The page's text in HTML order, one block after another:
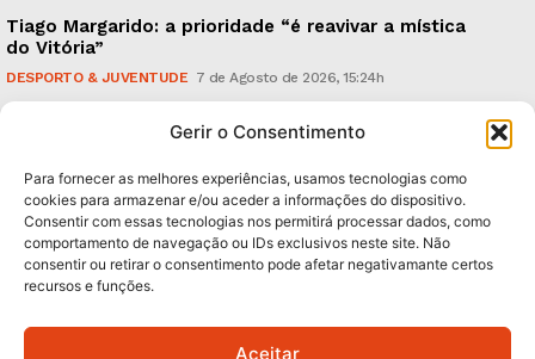
Gerir o Consentimento
Para fornecer as melhores experiências, usamos tecnologias como
cookies para armazenar e/ou aceder a informações do dispositivo.
Consentir com essas tecnologias nos permitirá processar dados, como
comportamento de navegação ou IDs exclusivos neste site. Não
consentir ou retirar o consentimento pode afetar negativamante certos
recursos e funções.
Aceitar
Tiago Margarido: a prioridade “é reavivar a mística
do Vitória”
DESPORTO & JUVENTUDE 7 de Agosto de 2026, 15:24h
caudais e antecipa situações de risco
Subscreva Newsletter: